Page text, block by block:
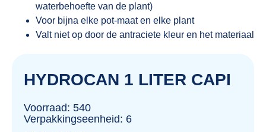
waterbehoefte van de plant)
Voor bijna elke pot-maat en elke plant
Valt niet op door de antraciete kleur en het materiaal
HYDROCAN 1 LITER CAPI
Voorraad: 540
Verpakkingseenheid: 6